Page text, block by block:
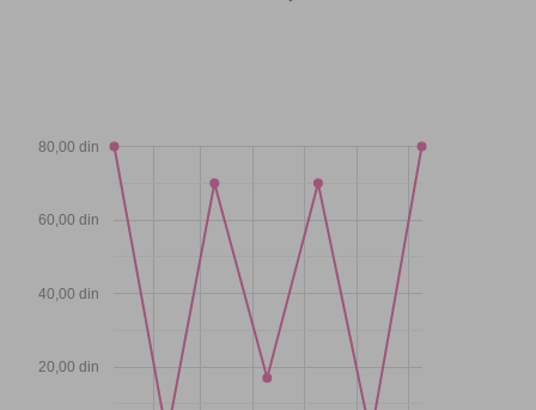
20,00 din
40,00 din
60,00 din
80,00 din